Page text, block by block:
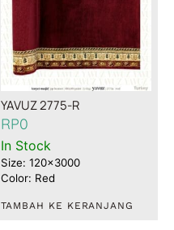
YAVUZ 2775-R
RP0
In Stock
Size: 120x3000
Color: Red
TAMBAH KE KERANJANG